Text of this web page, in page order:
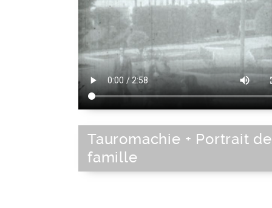
Tauromachie + Portrait de
famille